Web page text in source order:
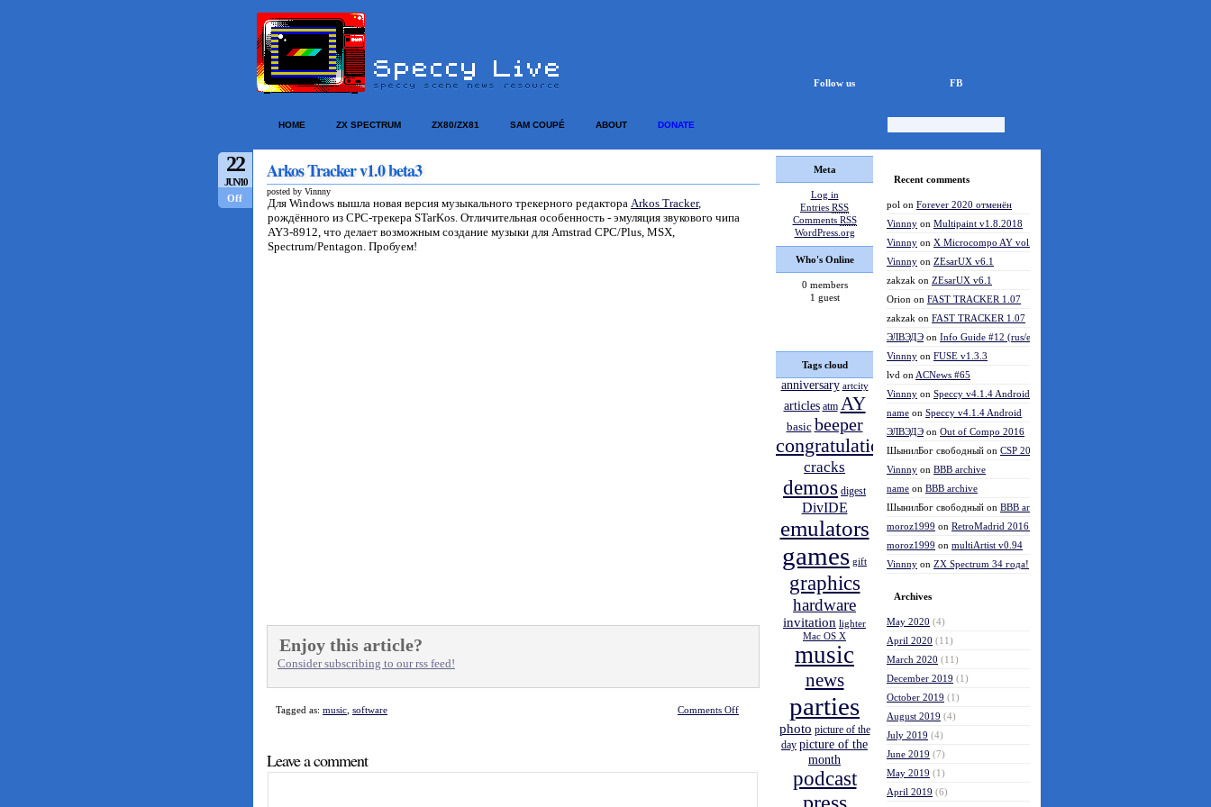
Follow us FB
HOME ZX SPECTRUM ZX80/ZX81 SAM COUPÉ ABOUT DONATE
22
JUN/10
Off
Arkos Tracker v1.0 beta3
posted by Vinnny
Для Windows вышла новая версия музыкального трекерного редактора Arkos Tracker,
рождённого из CPC-трекера STarKos. Отличительная особенность - эмуляция звукового чипа
AY3-8912, что делает возможным создание музыки для Amstrad CPC/Plus, MSX,
Spectrum/Pentagon. Пробуем!
Enjoy this article?
Consider subscribing to our rss feed!
Tagged as: music software Comments Off
Leave a comment
Meta
Log in
Entries RSS
Comments RSS
WordPress.org
Who's Online
0 members
1 guest
Tags cloud
anniversary artcity
articles atm AY
basic beeper
congratulations
cracks
demos digest
DivIDE
emulators
games gift
graphics
hardware
invitation lighter
Mac OS X
music
news
parties
photo picture of the
day picture of the
month
podcast
Recent comments
pol on Forever 2020 отменён
Vinnny on Multipaint v1.8.2018
Vinnny on X Microcompo AY vol.3
Vinnny on ZEsarUX v6.1
zakzak on ZEsarUX v6.1
Orion on FAST TRACKER 1.07
zakzak on FAST TRACKER 1.07
ЭЛВЭДЭ on Info Guide #12 (rus/eng)
Vinnny on FUSE v1.3.3
lvd on ACNews #65
Vinnny on Speccy v4.1.4 Android
name on Speccy v4.1.4 Android
ЭЛВЭДЭ on Out of Compo 2016
ШынилБог свободный on CSP 2016 results
Vinnny on BBB archive
name on BBB archive
ШынилБог свободный on BBB archive
moroz1999 on RetroMadrid 2016 отменён
moroz1999 on multiArtist v0.94
Vinnny on ZX Spectrum 34 года!
Archives
May 2020 (4)
April 2020 (11)
March 2020 (11)
December 2019 (1)
October 2019 (1)
August 2019 (4)
July 2019 (4)
June 2019 (7)
May 2019 (1)
April 2019 (6)